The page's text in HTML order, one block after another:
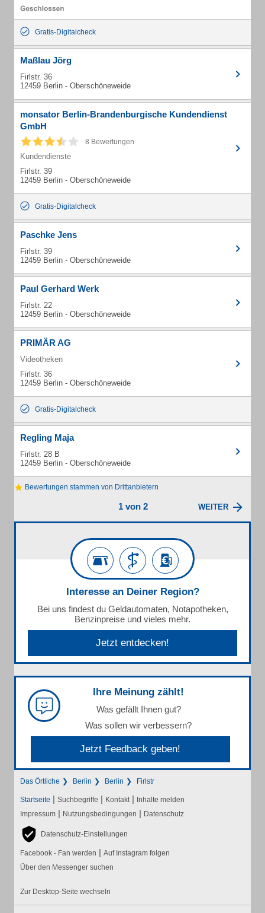
Gratis-Digitalcheck
Maßlau Jörg
Firlstr. 36
12459 Berlin - Oberschöneweide
monsator Berlin-Brandenburgische Kundendienst
GmbH
8 Bewertungen
Kundendienste
Firlstr. 39
12459 Berlin - Oberschöneweide
Gratis-Digitalcheck
Paschke Jens
Firlstr. 39
12459 Berlin - Oberschöneweide
Paul Gerhard Werk
Firlstr. 22
12459 Berlin - Oberschöneweide
PRIMÄR AG
Videotheken
Firlstr. 36
12459 Berlin - Oberschöneweide
Gratis-Digitalcheck
Regling Maja
Firlstr. 28 B
12459 Berlin - Oberschöneweide
Bewertungen stammen von Drittanbietern
1 von 2 WEITER
Interesse an Deiner Region?
Bei uns findest du Geldautomaten, Notapotheken,
Benzinpreise und vieles mehr.
Jetzt entdecken!
Ihre Meinung zählt!
Was gefällt Ihnen gut?
Was sollen wir verbessern?
Jetzt Feedback geben!
Das Örtliche Berlin Berlin Firlstr
Startseite | Suchbegriffe | Kontakt | Inhalte melden
Impressum | Nutzungsbedingungen | Datenschutz
Datenschutz-Einstellungen
Facebook - Fan werden | Auf Instagram folgen
Über den Messenger suchen
Zur Desktop-Seite wechseln